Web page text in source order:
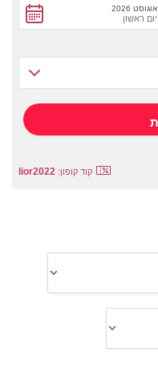
אוגוסט 2026
יום ראשון
קוד קופון: lior2022